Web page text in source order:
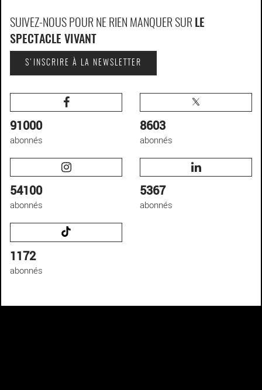
SUIVEZ-NOUS POUR NE RIEN MANQUER SUR LE
SPECTACLE VIVANT
S'INSCRIRE À LA NEWSLETTER
91000
abonnés
8603
abonnés
54100
abonnés
5367
abonnés
1172
abonnés